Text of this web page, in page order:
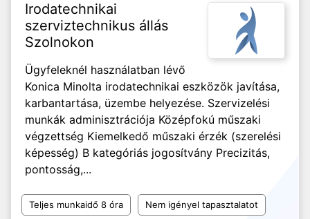
Irodatechnikai
szerviztechnikus állás
Szolnokon
Ügyfeleknél használatban lévő
Konica Minolta irodatechnikai eszközök javítása,
karbantartása, üzembe helyezése. Szervizelési
munkák adminisztrációja Középfokú műszaki
végzettség Kiemelkedő műszaki érzék (szerelési
képesség) B kategóriás jogosítvány Precizitás,
pontosság,...
Teljes munkaidő 8 óra Nem igényel tapasztalatot